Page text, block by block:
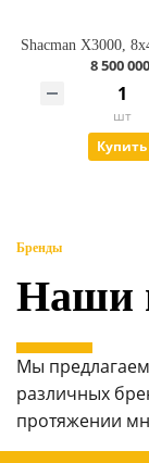
Shacman X3000,
8 500
шт
Купить
Бренды
Наши
Мы
различных
протяжении